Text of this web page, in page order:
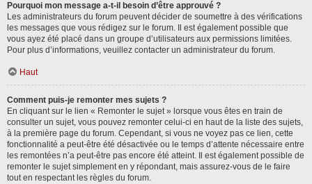
Pourquoi mon message a-t-il besoin d’être approuvé ?
Les administrateurs du forum peuvent décider de soumettre à des vérifications
les messages que vous rédigez sur le forum. Il est également possible que
vous ayez été placé dans un groupe d’utilisateurs aux permissions limitées.
Pour plus d’informations, veuillez contacter un administrateur du forum.
Haut
Comment puis-je remonter mes sujets ?
En cliquant sur le lien « Remonter le sujet » lorsque vous êtes en train de
consulter un sujet, vous pouvez remonter celui-ci en haut de la liste des sujets,
à la première page du forum. Cependant, si vous ne voyez pas ce lien, cette
fonctionnalité a peut-être été désactivée ou le temps d’attente nécessaire entre
les remontées n’a peut-être pas encore été atteint. Il est également possible de
remonter le sujet simplement en y répondant, mais assurez-vous de le faire
tout en respectant les règles du forum.